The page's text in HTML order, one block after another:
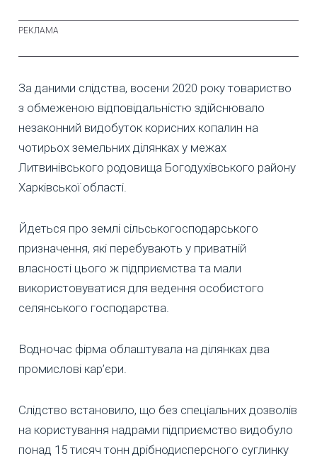
За даними слідства, восени 2020 року товариство
з обмеженою відповідальністю здійснювало
незаконний видобуток корисних копалин на
чотирьох земельних ділянках у межах
Литвинівського родовища Богодухівського району
Харківської області.
Йдеться про землі сільськогосподарського
призначення, які перебувають у приватній
власності цього ж підприємства та мали
використовуватися для ведення особистого
селянського господарства.
Водночас фірма облаштувала на ділянках два
промислові кар’єри.
Слідство встановило, що без спеціальних дозволів
на користування надрами підприємство видобуло
понад 15 тисяч тонн дрібнодисперсного суглинку